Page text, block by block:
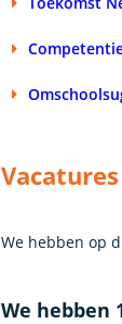
We hebben op
We hebben